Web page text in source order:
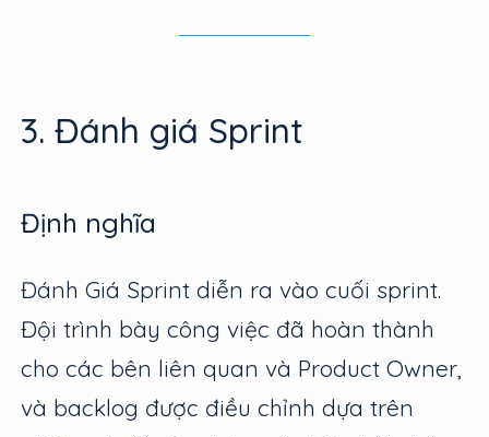
3. Đánh giá Sprint
Định nghĩa
Đánh Giá Sprint diễn ra vào cuối sprint.
Đội trình bày công việc đã hoàn thành
cho các bên liên quan và Product Owner,
và backlog được điều chỉnh dựa trên